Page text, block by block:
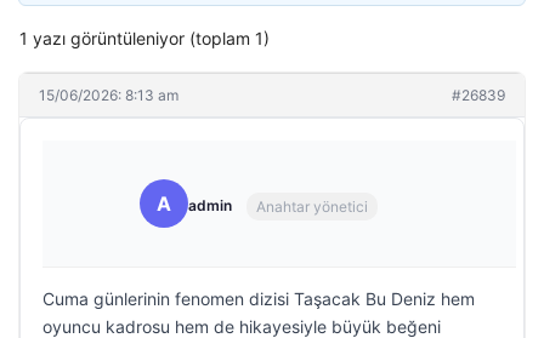
1 yazı görüntüleniyor (toplam 1)
15/06/2026: 8:13 am #26839
A admin Anahtar yönetici
Cuma günlerinin fenomen dizisi Taşacak Bu Deniz hem
oyuncu kadrosu hem de hikayesiyle büyük beğeni